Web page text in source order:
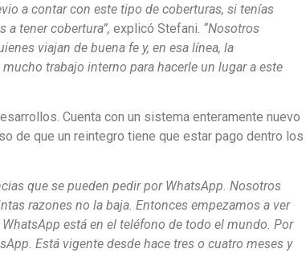
a contar con este tipo de coberturas, si tenías
tener cobertura”, explicó Stefani. “Nosotros
viajan de buena fe y, en esa línea, la
trabajo interno para hacerle un lugar a este
Cuenta con un sistema enteramente nuevo
de que un reintegro tiene que estar pago dentro los
que se pueden pedir por WhatsApp. Nosotros
razones no la baja. Entonces empezamos a ver
está en el teléfono de todo el mundo. Por
Está vigente desde hace tres o cuatro meses y